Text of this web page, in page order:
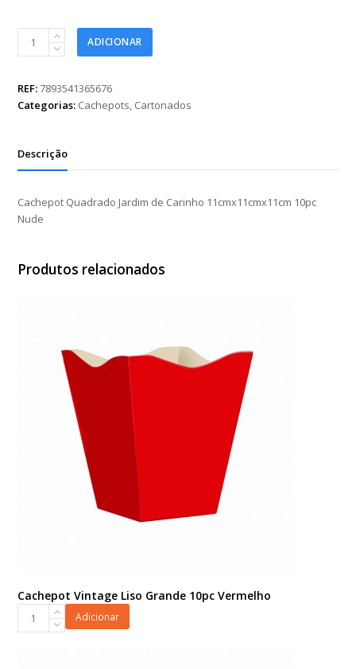
Cachepot
Quadrado
de
Carinho
Nude
quantidade
ADICIONAR
REF:7893541365676
Categorias: Cachepots, Cartonados
Descrição
Cachepot Quadrado Jardim de Carinho 11cmx11cmx11cm 10pc
Nude
Produtos relacionados
Cachepot Vintage Liso Grande 10pc Vermelho
Cachepot
Adicionar